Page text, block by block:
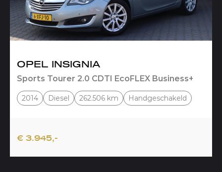
OPEL INSIGNIA
Sports Tourer 2.0 CDTI EcoFLEX Business+
2014 Diesel 262.506 km Handgeschakeld
€ 3.945,-